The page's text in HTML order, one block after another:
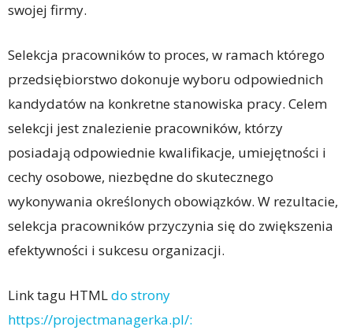
swojej firmy.
Selekcja pracowników to proces, w ramach którego
przedsiębiorstwo dokonuje wyboru odpowiednich
kandydatów na konkretne stanowiska pracy. Celem
selekcji jest znalezienie pracowników, którzy
posiadają odpowiednie kwalifikacje, umiejętności i
cechy osobowe, niezbędne do skutecznego
wykonywania określonych obowiązków. W rezultacie,
selekcja pracowników przyczynia się do zwiększenia
efektywności i sukcesu organizacji.
Link tagu HTMLdo strony
https://projectmanagerka.pl/: